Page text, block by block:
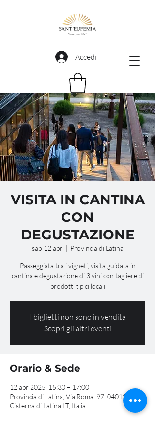
Accedi
VISITA IN CANTINA
CON
DEGUSTAZIONE
sab 12 apr
  |
Provincia di Latina
Passeggiata tra i vigneti, visita guidata in
cantina e degustazione di 3 vini con tagliere di
prodotti tipici locali
I biglietti non sono in vendita
Scopri gli altri eventi
Orario & Sede
12 apr 2025, 15:30 – 17:00
Provincia di Latina, Via Roma, 97, 04012
Cisterna di Latina LT, Italia